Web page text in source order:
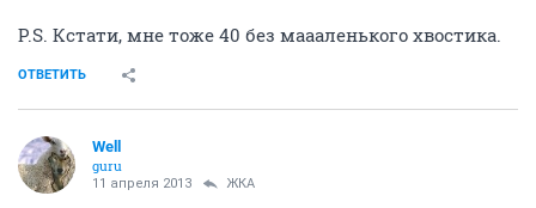
P.S. Кстати, мне тоже 40 без маааленького хвостика.
ОТВЕТИТЬ
Well
guru
11 апреля 2013 ЖКА